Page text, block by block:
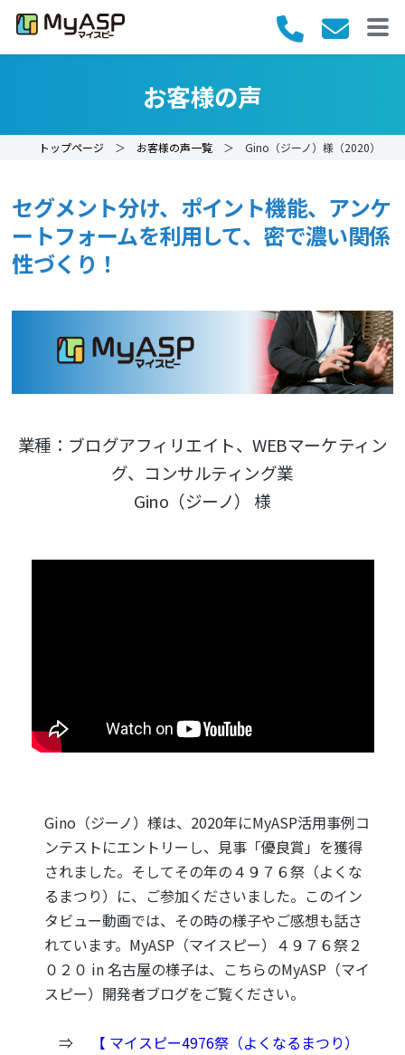
お客様の声
トップページ ＞ お客様の声一覧 ＞ Gino（ジーノ）様（2020）
セグメント分け、ポイント機能、アンケ
ートフォームを利用して、密で濃い関係
性づくり！
業種：ブログアフィリエイト、WEBマーケティン
グ、コンサルティング業
Gino（ジーノ） 様
Gino（ジーノ）様は、2020年にMyASP活用事例コ
ンテストにエントリーし、見事「優良賞」を獲得
されました。そしてその年の４９７６祭（よくな
るまつり）に、ご参加くださいました。このイン
タビュー動画では、その時の様子やご感想も話さ
れています。MyASP（マイスピー）４９７６祭２
０２０ in 名古屋の様子は、こちらのMyASP（マイ
スピー）開発者ブログをご覧ください。
⇒
【 マイスピー4976祭（よくなるまつり）